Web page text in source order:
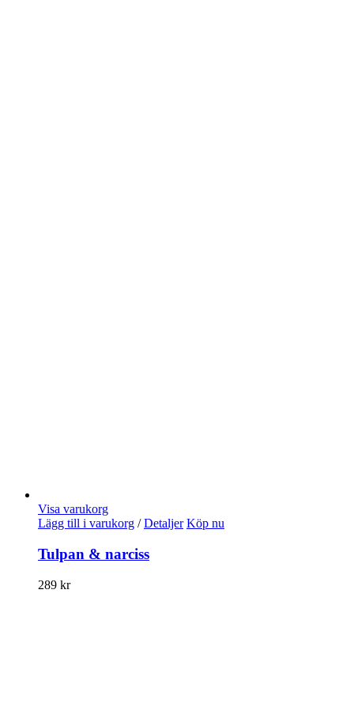
Visa varukorg
Lägg till i varukorg / Detaljer Köp nu
Tulpan & narciss
289 kr